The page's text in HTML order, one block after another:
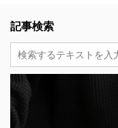
記事検索